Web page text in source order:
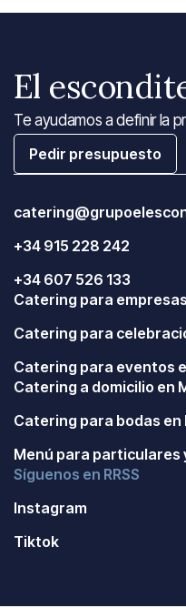
El
Te ayudamos a definir la
Pedir presupuesto
+34 915 228 242
+34 607 526 133
Catering para
Catering para
Catering para eventos
Catering a domicilio en
Catering para bodas en
Menú para particulares
Síguenos en RRSS
Instagram
Tiktok